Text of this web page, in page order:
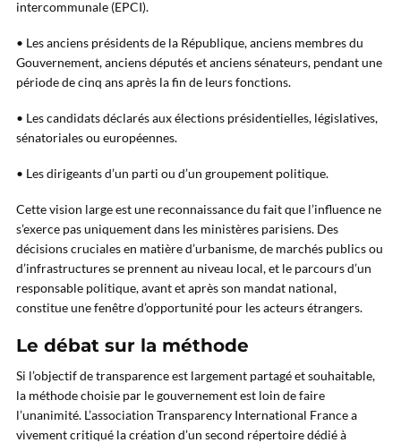
intercommunale (EPCI).
• Les anciens présidents de la République, anciens membres du
Gouvernement, anciens députés et anciens sénateurs, pendant une
période de cinq ans après la fin de leurs fonctions.
• Les candidats déclarés aux élections présidentielles, législatives,
sénatoriales ou européennes.
• Les dirigeants d’un parti ou d’un groupement politique.
Cette vision large est une reconnaissance du fait que l’influence ne
s’exerce pas uniquement dans les ministères parisiens. Des
décisions cruciales en matière d’urbanisme, de marchés publics ou
d’infrastructures se prennent au niveau local, et le parcours d’un
responsable politique, avant et après son mandat national,
constitue une fenêtre d’opportunité pour les acteurs étrangers.
Le débat sur la méthode
Si l’objectif de transparence est largement partagé et souhaitable,
la méthode choisie par le gouvernement est loin de faire
l’unanimité. L’association Transparency International France a
vivement critiqué la création d’un second répertoire dédié à